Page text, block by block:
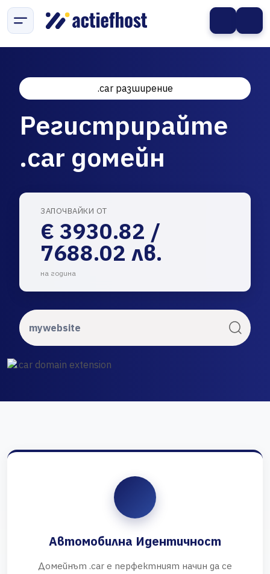
.car разширение
Регистрирайте
.car домейн
ЗАПОЧВАЙКИ ОТ
€ 3930.82 /
7688.02 лв.
на година
Автомобилна Идентичност
Домейнът .car е перфектният начин да се